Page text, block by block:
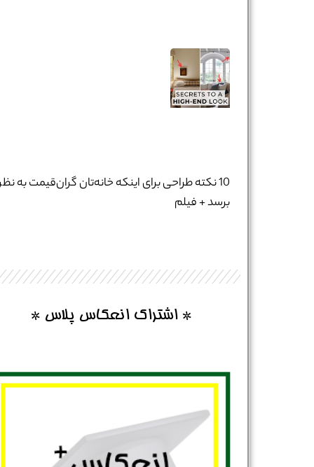
10 نکته طراحی برای اینکه خانه‌تان گران‌قیمت به
برسد + فیلم
* اشتراک انعکاس پلاس *
نام و نام خانوادگی : *